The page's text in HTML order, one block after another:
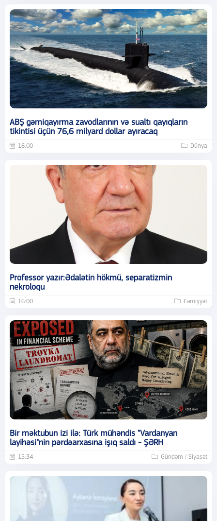
ABŞ gəmiqayırma zavodlarının və sualtı qayıqların
tikintisi üçün 76,6 milyard dollar ayıracaq
16:00 Dünya
Professor yazır:Ədalətin hökmü, separatizmin
nekroloqu
16:00 Cəmiyyət
Bir məktubun izi ilə: Türk mühəndis "Vardanyan
layihəsi"nin pərdəarxasına işıq saldı - ŞƏRH
15:34 Gündəm / Siyasət